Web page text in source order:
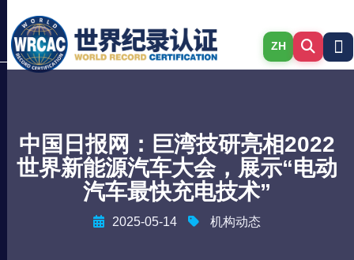
ZH
中国日报网：巨湾技研亮相2022
世界新能源汽车大会，展示“电动
汽车最快充电技术”
2025-05-14 机构动态